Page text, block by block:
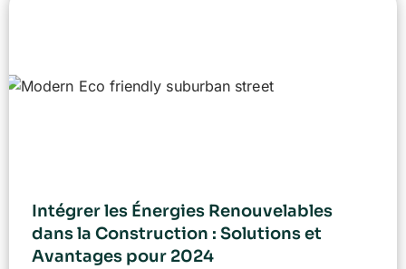
Intégrer les Énergies Renouvelables
dans la Construction : Solutions et
Avantages pour 2024